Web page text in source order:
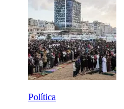
Política